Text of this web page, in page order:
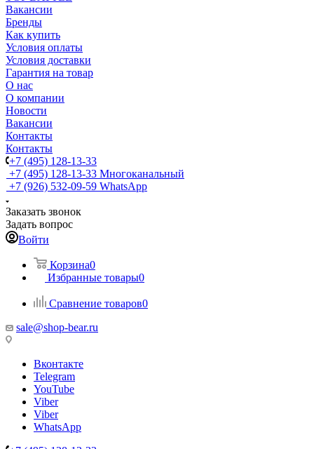
Вакансии
Бренды
Как купить
Условия оплаты
Условия доставки
Гарантия на товар
О нас
О компании
Новости
Вакансии
Контакты
Контакты
+7 (495) 128-13-33
+7 (495) 128-13-33 Многоканальный
+7 (926) 532-09-59 WhatsApp
Заказать звонок
Задать вопрос
Войти
Корзина0
Избранные товары0
Сравнение товаров0
sale@shop-bear.ru
Вконтакте
Telegram
YouTube
Viber
Viber
WhatsApp